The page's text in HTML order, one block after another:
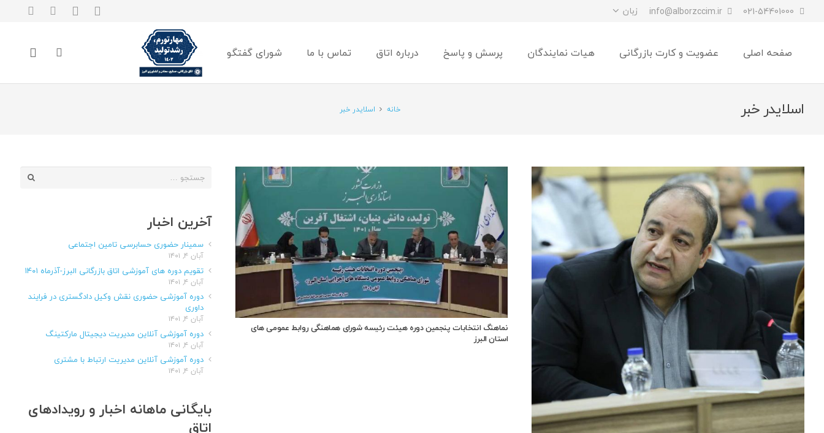
021-54401000
info@alborzccim.ir زبان
صفحه اصلی عضویت و کارت بازرگانی هیات نمایندگان پرسش و پاسخ درباره اتاق تماس با ما شورای گفتگو
اسلایدر خبر خانه اسلایدر خبر
نماهنگ انتخابات پنجمین دوره هیئت رئیسه شورای هماهنگی روابط عمومی های
استان البرز
جستجو
آخرین اخبار
سمینار حضوری حسابرسی تامین اجتماعی
آبان ۴, ۱۴۰۱
تقویم دوره های آموزشی اتاق بازرگانی البرز-آذرماه ۱۴۰۱
آبان ۴, ۱۴۰۱
دوره آموزشی حضوری نقش وکیل دادگستری در فرایند
داوری
آبان ۴, ۱۴۰۱
دوره آموزشی آنلاین مدیریت دیجیتال مارکتینگ
آبان ۴, ۱۴۰۱
دوره آموزشی آنلاین مدیریت ارتباط با مشتری
آبان ۴, ۱۴۰۱
بایگانی ماهانه اخبار و رویدادهای
اتاق